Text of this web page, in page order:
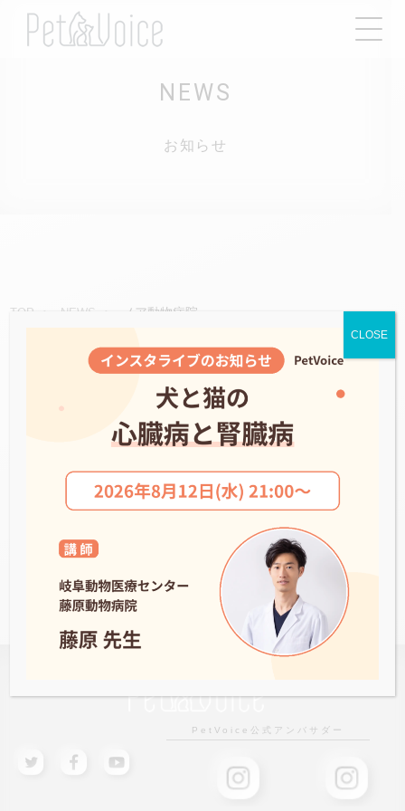
NEWS
お知らせ
TOP NEWS ノア動物病院
ノア動物病院
CLOSE